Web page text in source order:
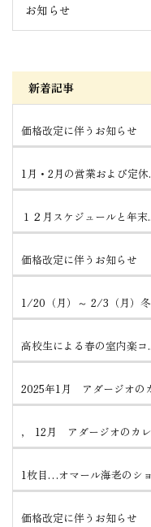
お知らせ
新着記事
価格改定に伴うお知らせ
1月・2月の営業および定休
１２月スケジュールと年末
価格改定に伴うお知らせ
1/20（月）～ 2/3（月）冬
高校生による春の室内楽コ
2025年1月 アダージオの
， 12月 アダージオのカ
1枚目…オマール海老のシ
価格改定に伴うお知らせ